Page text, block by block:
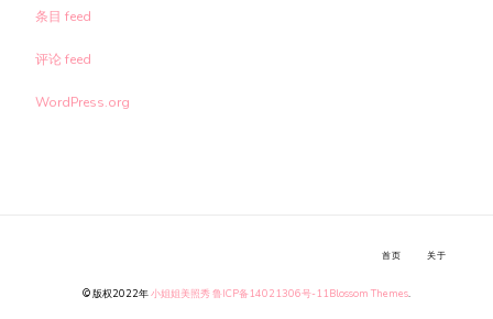
条目 feed
评论 feed
WordPress.org
© 版权2022年小姐姐美照秀鲁ICP备14021306号-11Blossom Themes.
首页 关于